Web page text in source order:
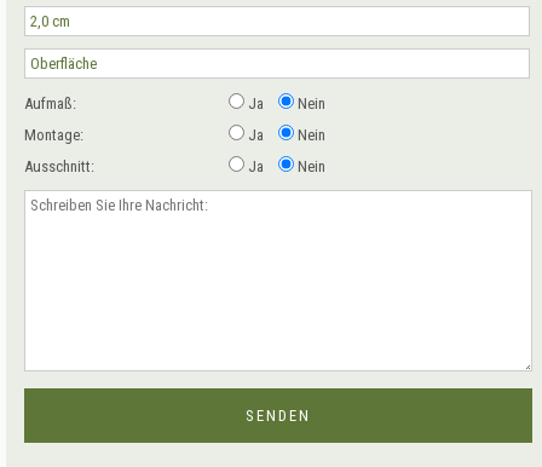
Aufmaß: Ja
Nein
Montage:
Ja
Nein
Ausschnitt:
Ja Nein